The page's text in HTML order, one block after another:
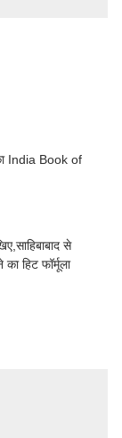
India Book of
से
हिट फॉर्मूला